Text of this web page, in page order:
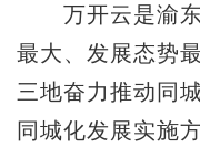
万开云是渝东
最大、发展态势
三地奋力推动同
同城化发展实施